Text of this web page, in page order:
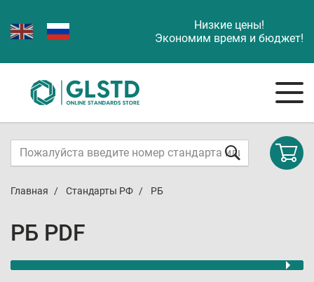
Низкие цены!
Экономим время и бюджет!
Главная Стандарты РФ РБ
РБ PDF